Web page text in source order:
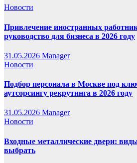
Новости
Привлечение иностранных
руководство для бизнеса в 2026 году
31.05.2026 Manager
Новости
Подбор персонала в Москве под
аутсорсингу рекрутинга в 2026 году
31.05.2026 Manager
Новости
Входные металлические двери:
выбрать